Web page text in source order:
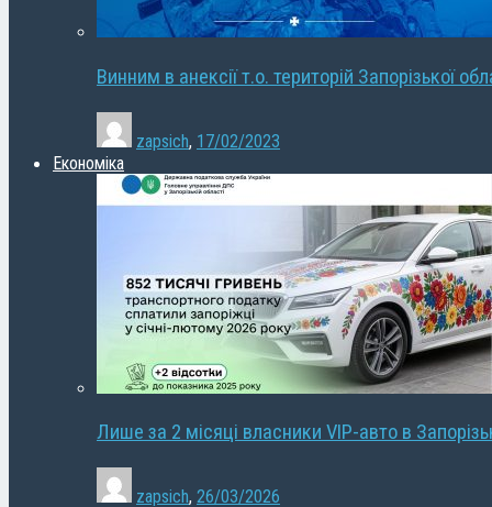
Винним в анексії т.о. територій Запорізької
zapsich, 17/02/2023
Економіка
Лише за 2 місяці власники VIP-авто в
zapsich, 26/03/2026